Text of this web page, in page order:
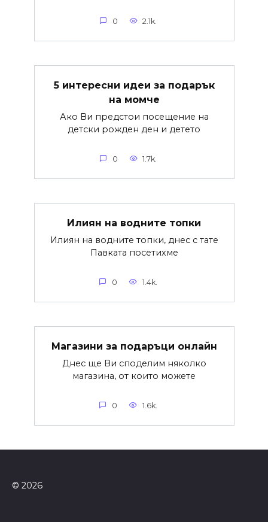
0 2.1k.
5 интересни идеи за подарък
на момче
Ако Ви предстои посещение на
детски рожден ден и детето
0 1.7k.
Илиян на водните топки
Илиян на водните топки, днес с тате
Павката посетихме
0 1.4k.
Магазини за подаръци онлайн
Днес ще Ви споделим няколко
магазина, от които можете
0 1.6k.
© 2026